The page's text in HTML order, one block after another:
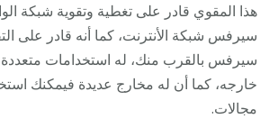
هذا المقوي قادر على تغطية وتقوية شبكة
سيرفس شبكة الأنترنت، كما أنه قادر على
سيرفس بالقرب منك، له استخدامات متعددة
خارجه، كما أن له مخارج عديدة فيمكنك
مجالات.